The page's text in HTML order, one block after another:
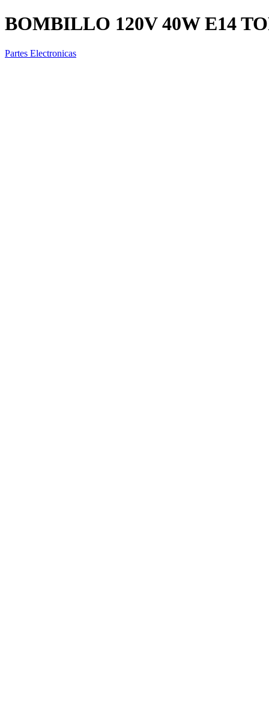
BOMBILLO 120V 40W E14
Partes Electronicas